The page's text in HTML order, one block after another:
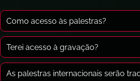
Como acesso às palestras?
Terei acesso à gravação?
As palestras internacionais serão